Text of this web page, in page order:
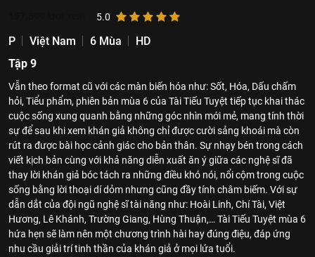
5.0
P Việt Nam 6 Mùa
HD
Tập 9
Vẫn theo format cũ với các màn biến hóa như: Sốt, Hóa, Dấu chấm
hỏi, Tiểu phẩm, phiên bản mùa 6 của Tài Tiếu Tuyệt tiếp tục khai thác
cuộc sống xung quanh bằng những góc nhìn mới mẻ, mang tính thời
sự để sau khi xem khán giả không chỉ được cười sảng khoái mà còn
rút ra được bài học cảnh giác cho bản thân. Sự nhạy bén trong cách
viết kịch bản cùng với khả năng diễn xuất ăn ý giữa các nghệ sĩ đã
thay lời khán giả bóc tách ra những điều khó nói, nổi cộm trong cuộc
sống bằng lời thoại dí dỏm nhưng cũng đầy tính châm biếm. Với sự
dẫn dắt của đội ngũ nghệ sĩ tài năng như: Hoài Linh, Chí Tài, Việt
Hương, Lê Khánh, Trường Giang, Hùng Thuận,… Tài Tiếu Tuyệt mùa 6
hứa hẹn sẽ làm nên một chương trình hài hay đúng điệu, đáp ứng
nhu cầu giải trí tinh thần của khán giả ở mọi lứa tuổi.